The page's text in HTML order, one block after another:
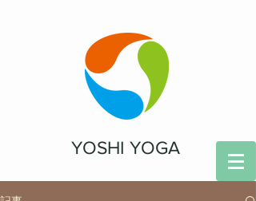
YOSHI YOGA